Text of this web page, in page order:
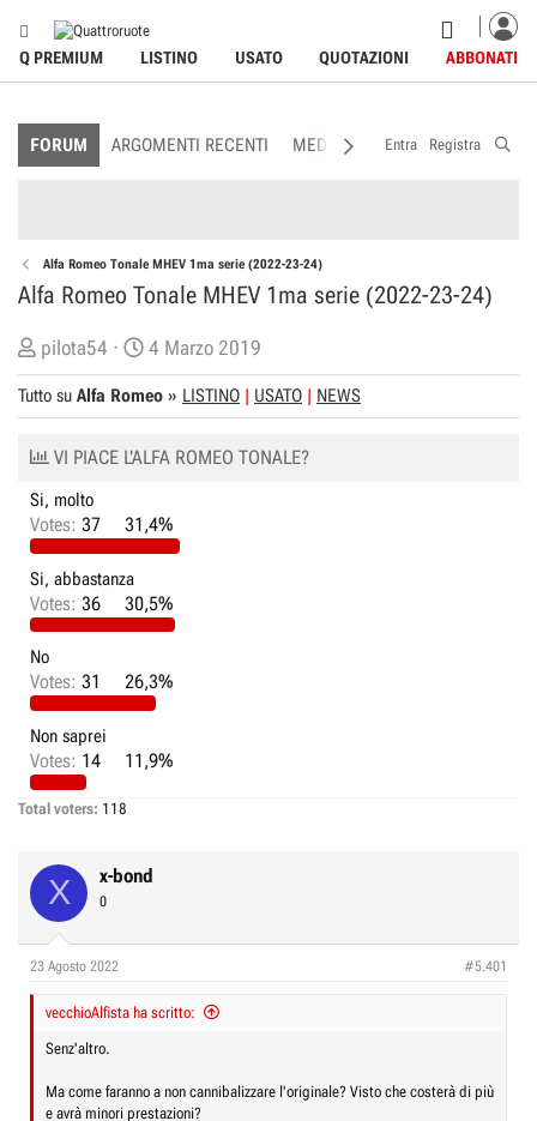
Q PREMIUM LISTINO USATO QUOTAZIONI ABBONATI
FORUM ARGOMENTI RECENTI MEDIA MEMBRI
Entra Registra
Alfa Romeo Tonale MHEV 1ma serie (2022-23-24)
Alfa Romeo Tonale MHEV 1ma serie (2022-23-24)
C
r
e
t
o
r
e
D
i
s
c
u
s
i
o
e
pilota54
D
a
t
d
I
n
z
i
4 Marzo 2019
Tutto su Alfa Romeo » LISTINO USATO NEWS
VI PIACE L'ALFA ROMEO TONALE?
Si, molto
Votes: 37 31,4%
Si, abbastanza
Votes: 36 30,5%
No
Votes: 31 26,3%
Non saprei
Votes: 14 11,9%
Total voters 118
X x-bond
0
23 Agosto 2022 #5.401
vecchioAlfista ha scritto:
Senz'altro.
Ma come faranno a non cannibalizzare l'originale? Visto che costerà di più
e avrà minori prestazioni?